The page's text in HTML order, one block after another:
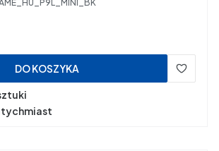
DO KOSZYKA